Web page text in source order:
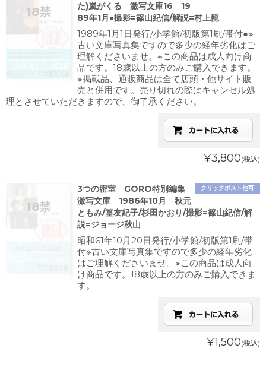
た)嵐がくる 激写文庫16 19
89年1月●撮影=篠山紀信/解説=村上龍
1989年1月1日発行/小学館/初版第1刷/帯付●※
古い文庫写真集ですので多少の経年劣化はご
理解くださいませ。※この商品は成人向け商
品です。18歳以上の方のみご購入できます。
※掲載品、通販商品は全て店頭・他サイト販
売と併用です。売り切れの際はキャンセル処
理とさせていただきますので、御了承ください。
¥3,800(税込)
クリックポスト他可
3つの密室 GORO特別編集
激写文庫 1986年10月 秋元
ともみ/篁友紀子/杉田かおり/撮影=篠山紀信/解
説=ジョージ秋山
昭和61年10月20日発行/小学館/初版第1刷/帯
付※古い文庫写真集ですので多少の経年劣化
はご理解くださいませ。※この商品は成人向
け商品です。18歳以上の方のみご購入できま
す。
¥1,500(税込)